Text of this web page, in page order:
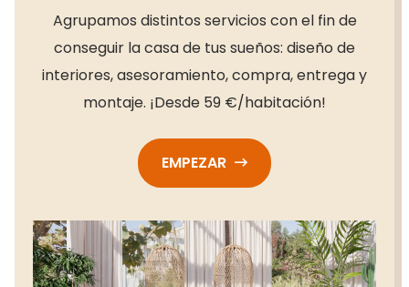
Agrupamos distintos servicios con el fin de
conseguir la casa de tus sueños: diseño de
interiores, asesoramiento, compra, entrega y
montaje. ¡Desde 59 €/habitación!
EMPEZAR